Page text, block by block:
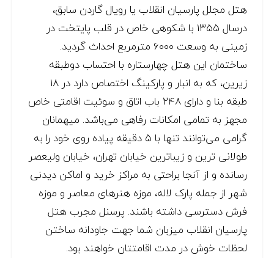
هتل مجلل پارسیان انقلاب يا رویال گاردن سابق‌،
درسال ۱۳۵۵ با شكوهی خاص در قلب پایتخت در
زمینی به وسعت ۶۰۰۰ مترمربع احداث گردید.
ساختمان این هتل چهارستاره با احتساب دوطبقه
زیرین، که به انبار و پارکینگ اختصاص دارد در ۱۸
طبقه بنا و دارای ۲۴۸ باب اتاق و سوئیت اقامتی خاص
مجهز به تمامی امکانات رفاهی می‌باشد. میهمانان
گرامی می‌توانند تنها با ۵ دقیقه پیاده روی خود را به
طولانی ترین و زیباترین خیابان تهران، خیابان ولیعصر
رسانده و از آنجا براحتی به مراکز خرید و اماکن دیدنی
شهر از جمله پارک لاله، موزه هنرهای معاصر و موزه
فرش دسترسی داشته باشند. پرسنل مجرب هتل
پارسیان انقلاب میزبان شما جهت جاودانه ساختن
لحظات خوش در مدت اقامتتان خواهند بود.